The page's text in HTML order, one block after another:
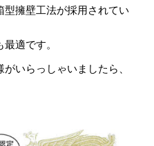
型擁壁工法が採用されてい
適です。
いらっしゃいましたら、